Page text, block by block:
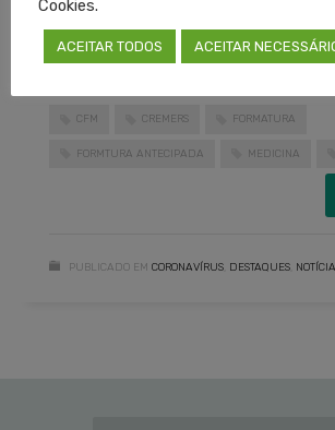
Dr. Eduardo Neubarth Trindade
Presidente do Cremers
CFM CREMERS FORMATURA
FORMTURA ANTECIPADA MEDICINA
PUBLICADO EM CORONAVÍRUS DESTAQUES
Cookies.
ACEITAR TODOS ACEITAR